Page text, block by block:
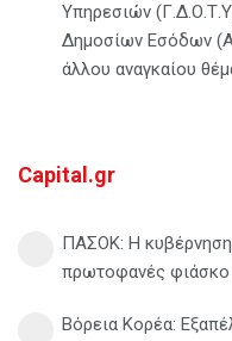
Υπηρεσιών
Δημοσίων Εσόδων
άλλου αναγκαίου
Capital.gr
ΠΑΣΟΚ: Η κυβέρνηση
πρωτοφανές
Βόρεια Κορέα: